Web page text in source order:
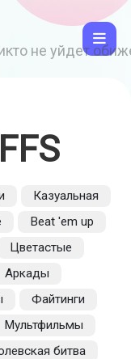
не уйдет
Казуальная
Beat 'em up
Цветастые
Аркады
Файтинги
Мультфильмы
битва